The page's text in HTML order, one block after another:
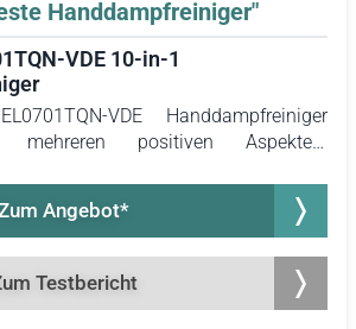
Handdampfreiniger"
VDE 10-in-1
VDE Handdampfreiniger
positiven Aspekten.
sich bei umfangreichen
als vorteilhaft, da das Gerät
Testbericht
Angebot*